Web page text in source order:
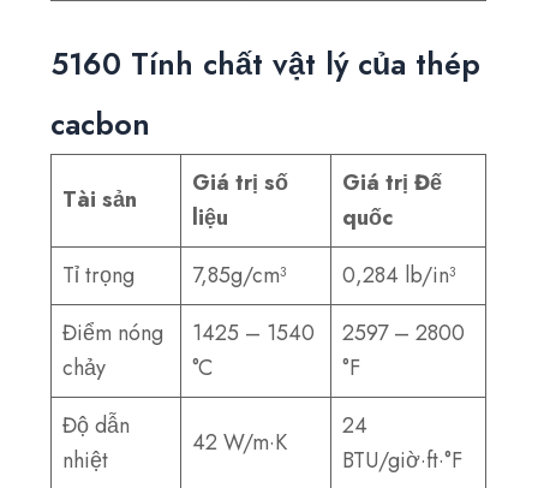
5160 Tính chất vật lý của thép
cacbon
Tài sản
Giá trị số
liệu
Giá trị Đế
quốc
Tỉ trọng
7,85g/cm³
0,284 lb/in³
Điểm nóng
chảy
1425 – 1540
°C
2597 – 2800
°F
Độ dẫn
nhiệt
42 W/m·K
24
BTU/giờ·ft·°F